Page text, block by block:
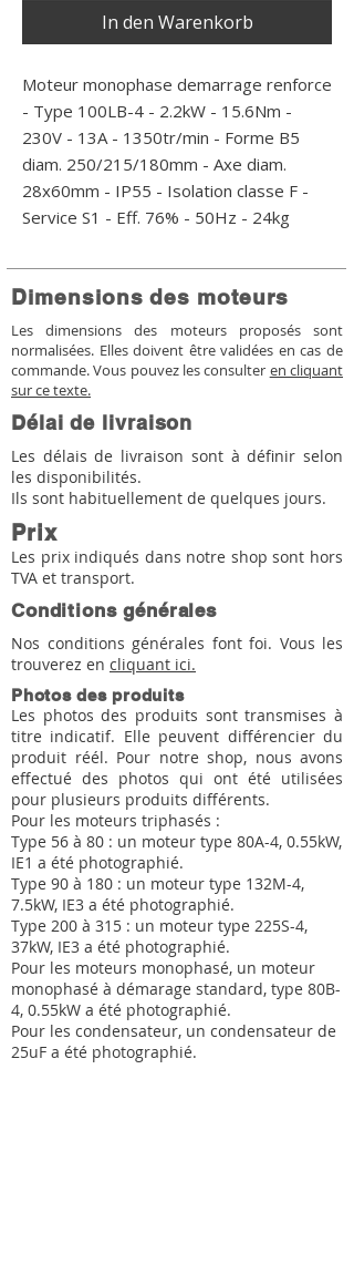
In den Warenkorb
Moteur monophase demarrage renforce
- Type 100LB-4 - 2.2kW - 15.6Nm -
230V - 13A - 1350tr/min - Forme B5
diam. 250/215/180mm - Axe diam.
28x60mm - IP55 - Isolation classe F -
Service S1 - Eff. 76% - 50Hz - 24kg
Dimensions des moteurs
Les dimensions des moteurs proposés sont
normalisées. Elles doivent être validées en cas de
commande. Vous pouvez les consulter en cliquant
sur ce texte.
Délai de livraison
Les délais de livraison sont à définir selon
les disponibilités.
Ils sont habituellement de quelques jours.
Prix
Les prix indiqués dans notre shop sont hors
TVA et transport.
Conditions générales
Nos conditions générales font foi. Vous les
trouverez en cliquant ici.
Photos des produits
Les photos des produits sont transmises à
titre indicatif. Elle peuvent différencier du
produit réél. Pour notre shop, nous avons
effectué des photos qui ont été utilisées
pour plusieurs produits différents.
Pour les moteurs triphasés :
Type 56 à 80 : un moteur type 80A-4, 0.55kW,
IE1 a été photographié.
Type 90 à 180 : un moteur type 132M-4,
7.5kW, IE3 a été photographié.
Type 200 à 315 : un moteur type 225S-4,
37kW, IE3 a été photographié.
Pour les moteurs monophasé, un moteur
monophasé à démarage standard, type 80B-
4, 0.55kW a été photographié.
Pour les condensateur, un condensateur de
25uF a été photographié.